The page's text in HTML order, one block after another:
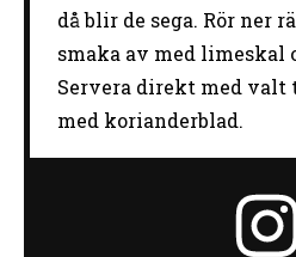
då blir de sega. Rör ner
smaka av med limeskal
Servera direkt med valt
med korianderblad.